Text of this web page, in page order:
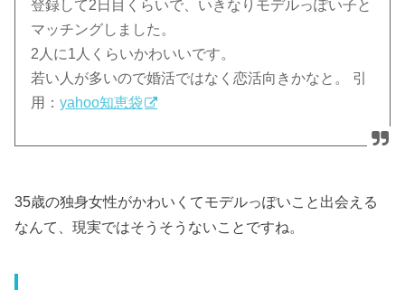
登録して2日目くらいで、いきなりモデルっぽい子と
マッチングしました。
2人に1人くらいかわいいです。
若い人が多いので婚活ではなく恋活向きかなと。 引
用：yahoo知恵袋
35歳の独身女性がかわいくてモデルっぽいこと出会える
なんて、現実ではそうそうないことですね。